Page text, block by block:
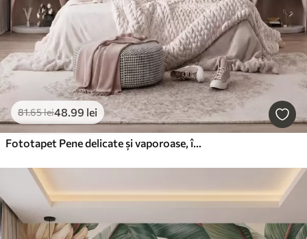
81.65lei48.99 lei
Fototapet Pene delicate și vaporoase, într-o nuanță de roz-piersică cu reflexii strălucitoare